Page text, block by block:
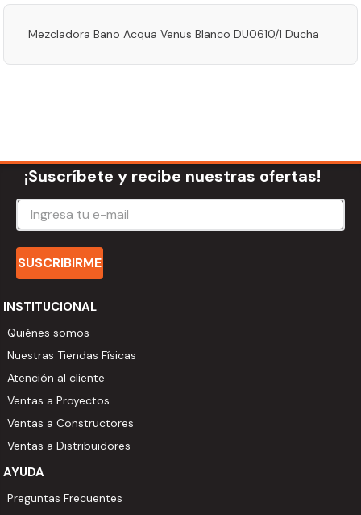
Mezcladora Baño Acqua Venus Blanco DU0610/1 Ducha
¡Suscríbete y recibe nuestras ofertas!
SUSCRIBIRME
INSTITUCIONAL
Quiénes somos
Nuestras Tiendas Físicas
Atención al cliente
Ventas a Proyectos
Ventas a Constructores
Ventas a Distribuidores
AYUDA
Preguntas Frecuentes